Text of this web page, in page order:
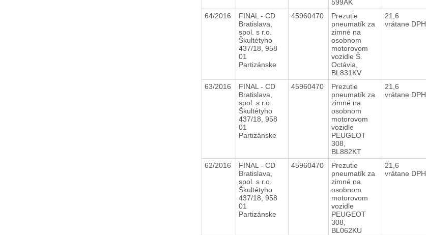
599AK
64/2016
FINAL - CD
Bratislava,
spol. s r.o.
Škultétyho
437/18, 958
01
Partizánske
45960470
Prezutie
pneumatík za
zimné na
osobnom
motorovom
vozidle Š.
Octávia,
BL831KV
21,6
vrátane DPH
63/2016
FINAL - CD
Bratislava,
spol. s r.o.
Škultétyho
437/18, 958
01
Partizánske
45960470
Prezutie
pneumatík za
zimné na
osobnom
motorovom
vozidle
PEUGEOT
308,
BL882KT
21,6
vrátane DPH
62/2016
FINAL - CD
Bratislava,
spol. s r.o.
Škultétyho
437/18, 958
01
Partizánske
45960470
Prezutie
pneumatík za
zimné na
osobnom
motorovom
vozidle
PEUGEOT
308,
BL062KU
21,6
vrátane DPH